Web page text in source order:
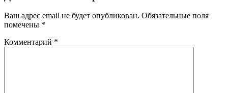
Ваш адрес email не будет опубликован. Обязательные поля
помечены *
Комментарий *